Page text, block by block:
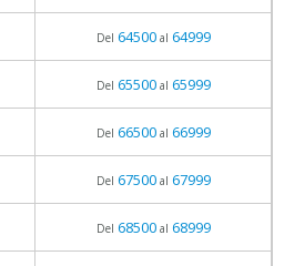
Del 64500al 64999
Del 65500al 65999
Del 66500al 66999
Del 67500al 67999
Del 68500al 68999